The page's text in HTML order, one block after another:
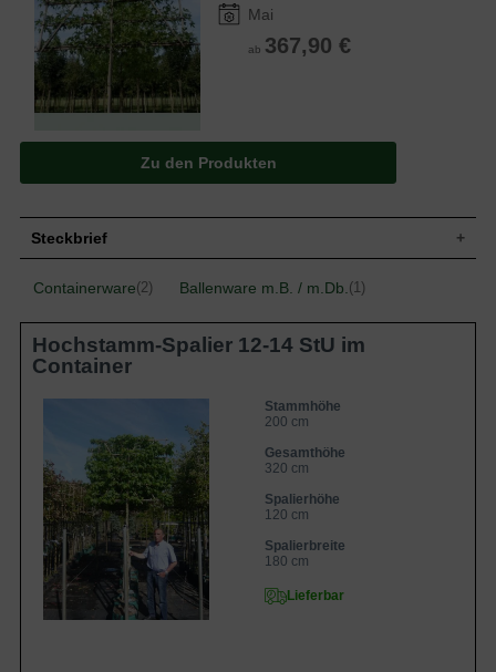
Mai
ab 367,90 €
Zu den Produkten
Steckbrief
Wuchs Zuerst schmal kegelförmig, später eiförmig
Blatt
heller; 12-15 cm breites Blatt. Besonders
schöne und intensive Herbstfärbung
Frucht
Platanenähnliche Kugel
Blüte
5-7 cm lange, grüne Trauben
Boden
Leicht saure humose Böden, bevorzugt
sandig-lehmige Böden
Standort
Sonnige Standorte
Winterhart 5b (-26,0 bis -23,4 °C)
Containerware(2) Ballenware m.B. / m.Db. (1)
Hochstamm-Spalier 12-14 StU im
Container
Stammhöhe
200 cm
Gesamthöhe
320 cm
Spalierhöhe
120 cm
Spalierbreite
180 cm
Lieferbar